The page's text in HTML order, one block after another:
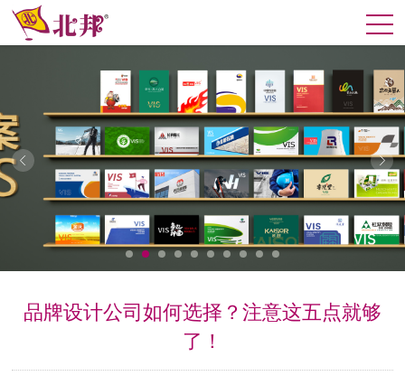
品牌设计公司如何选择？注意这五点就够
了！